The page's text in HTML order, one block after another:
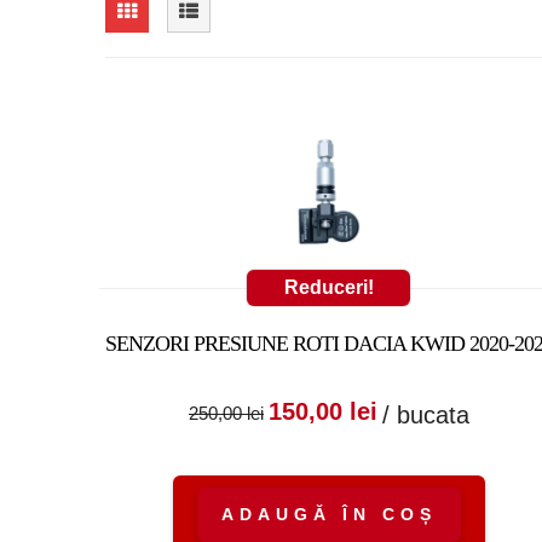
Reduceri!
SENZORI PRESIUNE ROTI DACIA KWID 2020-
250,00lei
Prețul inițial a fost:
150,00 lei Prețul curent
150,00 lei.
/ bucata
ADAUGĂ ÎN COȘ